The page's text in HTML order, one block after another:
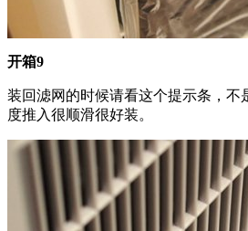
开箱9
装回滤网的时候请看这个提示条，不
度推入很顺滑很好装。